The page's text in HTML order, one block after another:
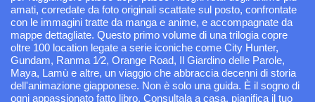
amati, corredate da foto originali scattate sul posto, confrontate
con le immagini tratte da manga e anime, e accompagnate da
mappe dettagliate. Questo primo volume di una trilogia copre
oltre 100 location legate a serie iconiche come City Hunter,
Gundam, Ranma 1⁄2, Orange Road, Il Giardino delle Parole,
Maya, Lamù e altre, un viaggio che abbraccia decenni di storia
dell'animazione giapponese. Non è solo una guida. È il sogno di
ogni appassionato fatto libro. Consultala a casa, pianifica il tuo